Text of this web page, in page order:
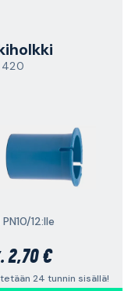
420
12:lle
2,70 €
24 tunnin sisällä!